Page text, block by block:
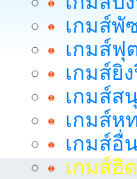
เกมส์พั
เกมส์ฟุ
เกมส์ยิ
เกมส์ส
เกมส์ห
เกมส์อื่
เกมส์ฮิ